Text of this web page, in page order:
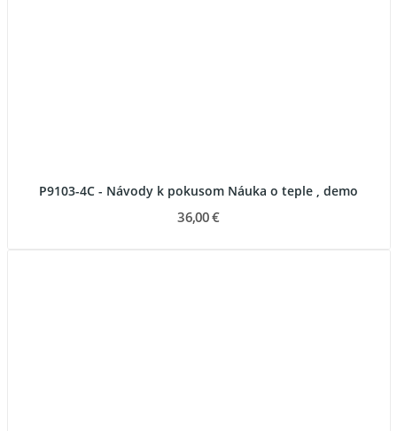
P9103-4C - Návody k pokusom Náuka o teple , demo
36,00 €